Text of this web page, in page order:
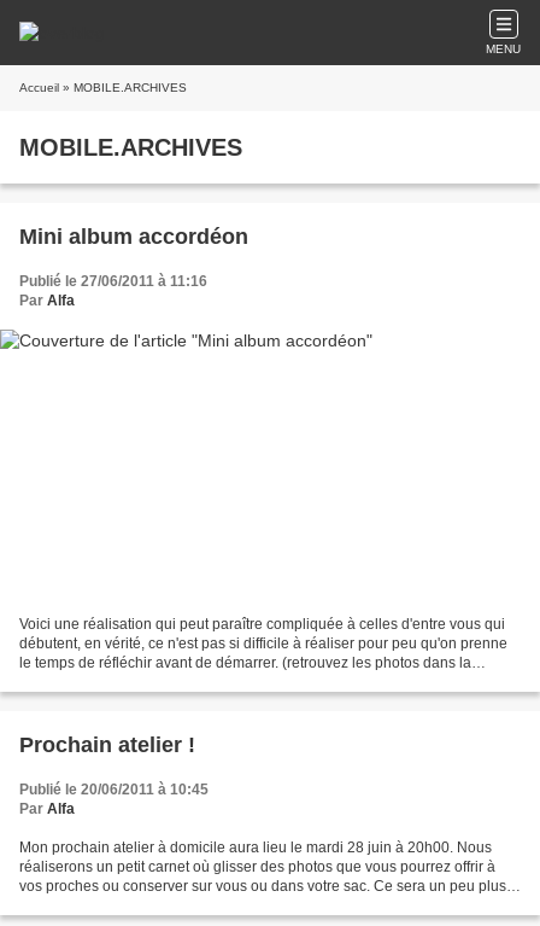
MENU
Accueil » MOBILE.ARCHIVES
MOBILE.ARCHIVES
Mini album accordéon
Publié le 27/06/2011 à 11:16
Par Alfa
Voici une réalisation qui peut paraître compliquée à celles d'entre vous qui
débutent, en vérité, ce n'est pas si difficile à réaliser pour peu qu'on prenne
le temps de réfléchir avant de démarrer. (retrouvez les photos dans la
Prochain atelier !
Publié le 20/06/2011 à 10:45
Par Alfa
Mon prochain atelier à domicile aura lieu le mardi 28 juin à 20h00. Nous
réaliserons un petit carnet où glisser des photos que vous pourrez offrir à
vos proches ou conserver sur vous ou dans votre sac. Ce sera un peu plus